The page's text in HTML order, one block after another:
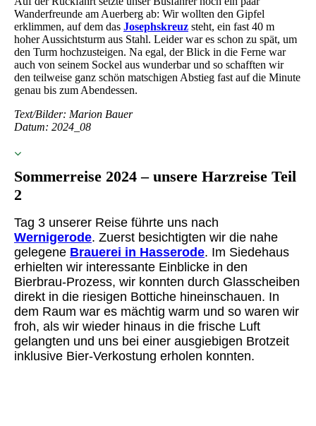
Wanderfreunde am Auerberg ab: Wir wollten den Gipfel
erklimmen, auf dem das Josephskreuz steht, ein fast 40 m
hoher Aussichtsturm aus Stahl. Leider war es schon zu spät, um
den Turm hochzusteigen. Na egal, der Blick in die Ferne war
auch von seinem Sockel aus wunderbar und so schafften wir
den teilweise ganz schön matschigen Abstieg fast auf die Minute
genau bis zum Abendessen.
Text/Bilder: Marion Bauer
Datum: 2024_08
Sommerreise 2024 – unsere Harzreise Teil
2
Tag 3 unserer Reise führte uns nach
Wernigerode. Zuerst besichtigten wir die nahe
gelegene Brauerei in Hasserode. Im Siedehaus
erhielten wir interessante Einblicke in den
Bierbrau-Prozess, wir konnten durch Glasscheiben
direkt in die riesigen Bottiche hineinschauen. In
dem Raum war es mächtig warm und so waren wir
froh, als wir wieder hinaus in die frische Luft
gelangten und uns bei einer ausgiebigen Brotzeit
inklusive Bier-Verkostung erholen konnten.